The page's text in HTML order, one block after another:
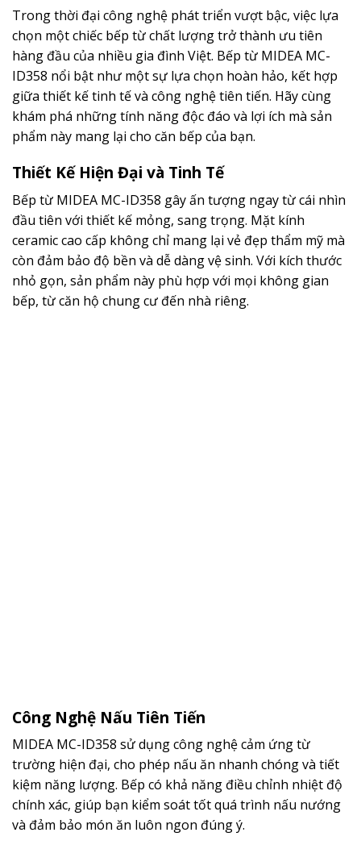
Trong thời đại công nghệ phát triển vượt bậc, việc lựa
chọn một chiếc bếp từ chất lượng trở thành ưu tiên
hàng đầu của nhiều gia đình Việt. Bếp từ MIDEA MC-
ID358 nổi bật như một sự lựa chọn hoàn hảo, kết hợp
giữa thiết kế tinh tế và công nghệ tiên tiến. Hãy cùng
khám phá những tính năng độc đáo và lợi ích mà sản
phẩm này mang lại cho căn bếp của bạn.
Thiết Kế Hiện Đại và Tinh Tế
Bếp từ MIDEA MC-ID358 gây ấn tượng ngay từ cái nhìn
đầu tiên với thiết kế mỏng, sang trọng. Mặt kính
ceramic cao cấp không chỉ mang lại vẻ đẹp thẩm mỹ mà
còn đảm bảo độ bền và dễ dàng vệ sinh. Với kích thước
nhỏ gọn, sản phẩm này phù hợp với mọi không gian
bếp, từ căn hộ chung cư đến nhà riêng.
Công Nghệ Nấu Tiên Tiến
MIDEA MC-ID358 sử dụng công nghệ cảm ứng từ
trường hiện đại, cho phép nấu ăn nhanh chóng và tiết
kiệm năng lượng. Bếp có khả năng điều chỉnh nhiệt độ
chính xác, giúp bạn kiểm soát tốt quá trình nấu nướng
và đảm bảo món ăn luôn ngon đúng ý.